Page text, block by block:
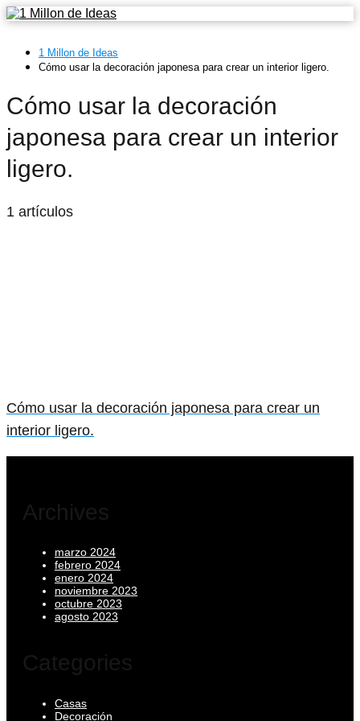
1 Millon de Ideas
Cómo usar la decoración japonesa para crear un interior ligero.
Cómo usar la decoración
japonesa para crear un interior
ligero.
1 artículos
Cómo usar la decoración japonesa para crear un
interior ligero.
Archives
marzo 2024
febrero 2024
enero 2024
noviembre 2023
octubre 2023
agosto 2023
Categories
Casas
Decoración